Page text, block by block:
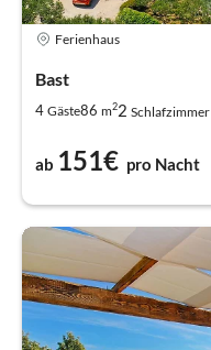
Ferienhaus
Bast
4 Gäste86 m22 Schlafzimmer
ab 151€ pro Nacht